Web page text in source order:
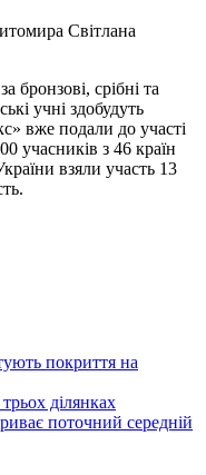
Світлана
бронзові, срібні та
учні здобудуть
вже подали до участі
учасників з 46 країн
взяли участь 13
покриття на
ділянках
поточний середній